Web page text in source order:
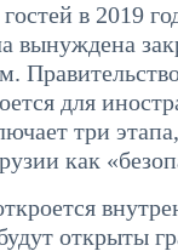
в 2019
вынуждена
для
три
как
открыты